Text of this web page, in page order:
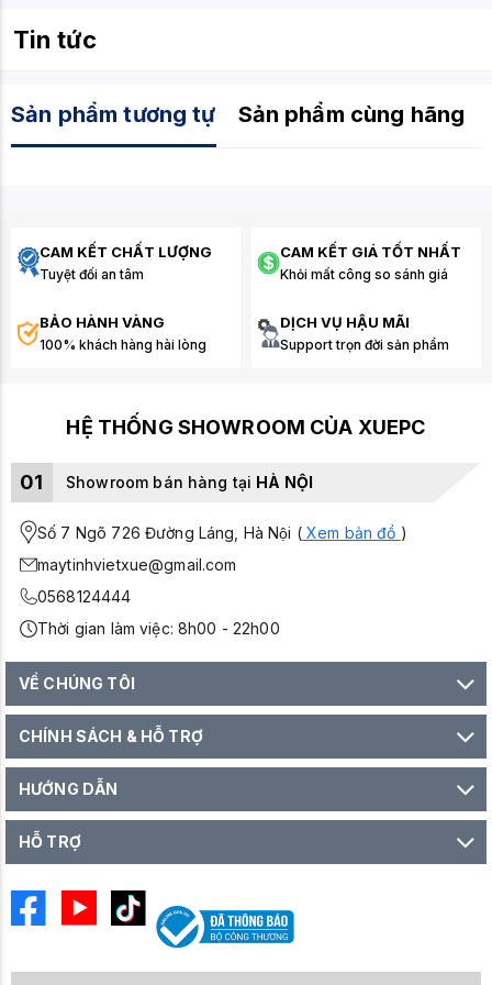
nghiệp đến giải trí đỉnh cao.
Tin tức
Sản phẩm tương tự Sản phẩm cùng hãng
CAM KẾT CHẤT LƯỢNG
Tuyệt đối an tâm
CAM KẾT GIÁ TỐT NHẤT
Khỏi mất công so sánh giá
BẢO HÀNH VÀNG
100% khách hàng hài lòng
DỊCH VỤ HẬU MÃI
Support trọn đời sản phẩm
HỆ THỐNG SHOWROOM CỦA XUEPC
01 Showroom bán hàng tại HÀ NỘI
Số 7 Ngõ 726 Đường Láng, Hà Nội (Xem bản đồ )
maytinhvietxue@gmail.com
0568124444
Thời gian làm việc: 8h00 - 22h00
VỀ CHÚNG TÔI
CHÍNH SÁCH & HỖ TRỢ
HƯỚNG DẪN
HỖ TRỢ